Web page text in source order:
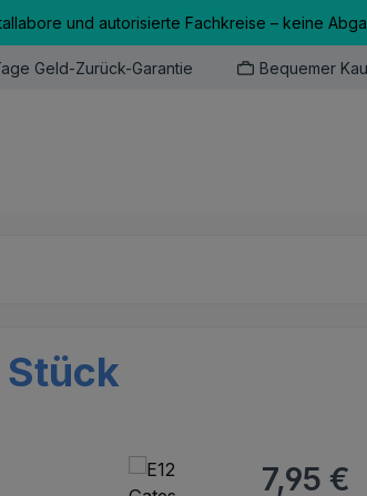
und autorisierte Fachkreise – keine
Geld-Zurück-Garantie Bequemer
Stück
Regulärer
7,95 €